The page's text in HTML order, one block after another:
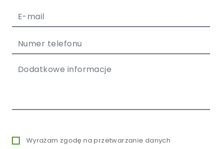
Wyrażam zgodę na przetwarzanie danych